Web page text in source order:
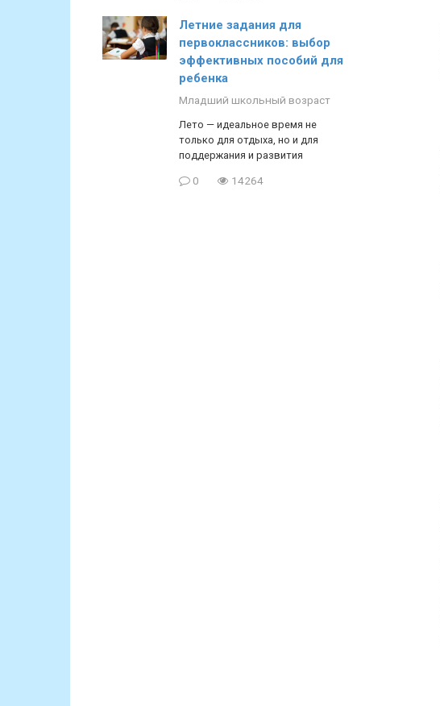
Летние задания для
первоклассников: выбор
эффективных пособий для
ребенка
Младший школьный возраст
Лето — идеальное время не
только для отдыха, но и для
поддержания и развития
0 14264